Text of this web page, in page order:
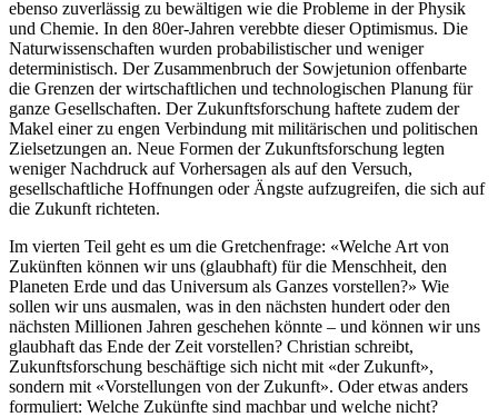
ebenso zuverlässig zu bewältigen wie die Probleme in der Physik
und Chemie. In den 80er-Jahren verebbte dieser Optimismus. Die
Naturwissenschaften wurden probabilistischer und weniger
deterministisch. Der Zusammenbruch der Sowjetunion offenbarte
die Grenzen der wirtschaftlichen und technologischen Planung für
ganze Gesellschaften. Der Zukunftsforschung haftete zudem der
Makel einer zu engen Verbindung mit militärischen und politischen
Zielsetzungen an. Neue Formen der Zukunftsforschung legten
weniger Nachdruck auf Vorhersagen als auf den Versuch,
gesellschaftliche Hoffnungen oder Ängste aufzugreifen, die sich auf
die Zukunft richteten.
Im vierten Teil geht es um die Gretchenfrage: «Welche Art von
Zukünften können wir uns (glaubhaft) für die Menschheit, den
Planeten Erde und das Universum als Ganzes vorstellen?» Wie
sollen wir uns ausmalen, was in den nächsten hundert oder den
nächsten Millionen Jahren geschehen könnte – und können wir uns
glaubhaft das Ende der Zeit vorstellen? Christian schreibt,
Zukunftsforschung beschäftige sich nicht mit «der Zukunft»,
sondern mit «Vorstellungen von der Zukunft». Oder etwas anders
formuliert: Welche Zukünfte sind machbar und welche nicht?